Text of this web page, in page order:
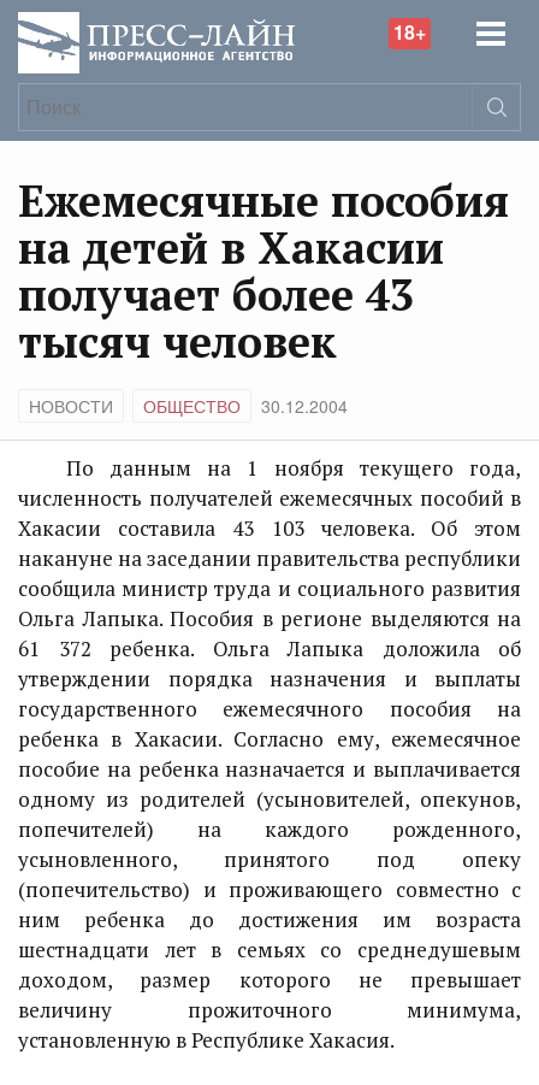
18+
Ежемесячные пособия
на детей в Хакасии
получает более 43
тысяч человек
НОВОСТИ ОБЩЕСТВО 30.12.2004
По данным на 1 ноября текущего года,
численность получателей ежемесячных пособий в
Хакасии составила 43 103 человека. Об этом
накануне на заседании правительства республики
сообщила министр труда и социального развития
Ольга Лапыка. Пособия в регионе выделяются на
61 372 ребенка. Ольга Лапыка доложила об
утверждении порядка назначения и выплаты
государственного ежемесячного пособия на
ребенка в Хакасии. Согласно ему, ежемесячное
пособие на ребенка назначается и выплачивается
одному из родителей (усыновителей, опекунов,
попечителей) на каждого рожденного,
усыновленного, принятого под опеку
(попечительство) и проживающего совместно с
ним ребенка до достижения им возраста
шестнадцати лет в семьях со среднедушевым
доходом, размер которого не превышает
величину прожиточного минимума,
установленную в Республике Хакасия.